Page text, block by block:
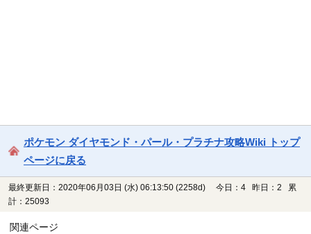
ポケモン ダイヤモンド・パール・プラチナ攻略Wiki トップ
ページに戻る
最終更新日：2020年06月03日 (水) 06:13:50 (2258d)
今日：4 昨日：2 累
計：25093
関連ページ